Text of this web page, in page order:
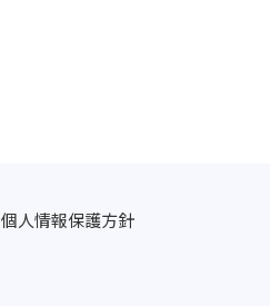
個人情報保護方針